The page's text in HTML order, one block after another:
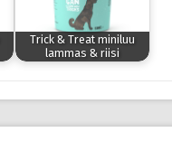
Trick & Treat miniluu
lammas & riisi